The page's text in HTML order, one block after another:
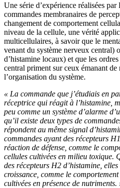
Une série d’expérience réalisées
commandes membranaires de
changement de comportement
niveau de la cellule, une vérité
multicellulaires, à savoir que le
venant du système nerveux central)
d’histamine locaux) et que les
central priment sur ceux émanant
l’organisation du système.
« La commande que j’étudiais en
réceptrice qui réagit à l’histamine,
peu comme un système d’alarme
qu’il existe deux types de
répondent au même signal
commandes ayant des récepteurs
réaction de défense, comme le
cellules cultivées en milieu toxique.
des récepteurs H2 d’histamine,
croissance, comme le
cultivées en présence de nutriments.